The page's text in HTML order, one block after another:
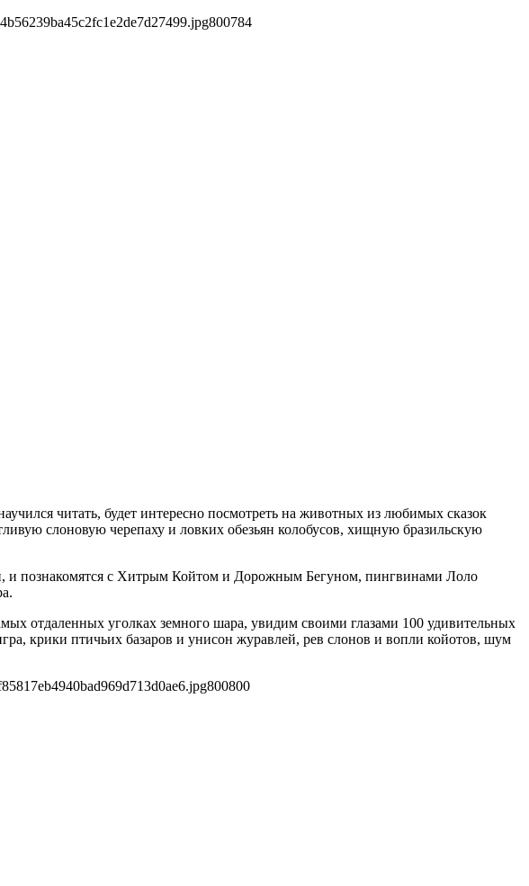
800784
читать, будет интересно посмотреть на животных из любимых сказок
слоновую черепаху и ловких обезьян колобусов, хищную бразильскую
и познакомятся с Хитрым Койтом и Дорожным Бегуном, пингвинами Лоло
отдаленных уголках земного шара, увидим своими глазами 100 удивительных
крики птичьих базаров и унисон журавлей, рев слонов и вопли койотов, шум
800800